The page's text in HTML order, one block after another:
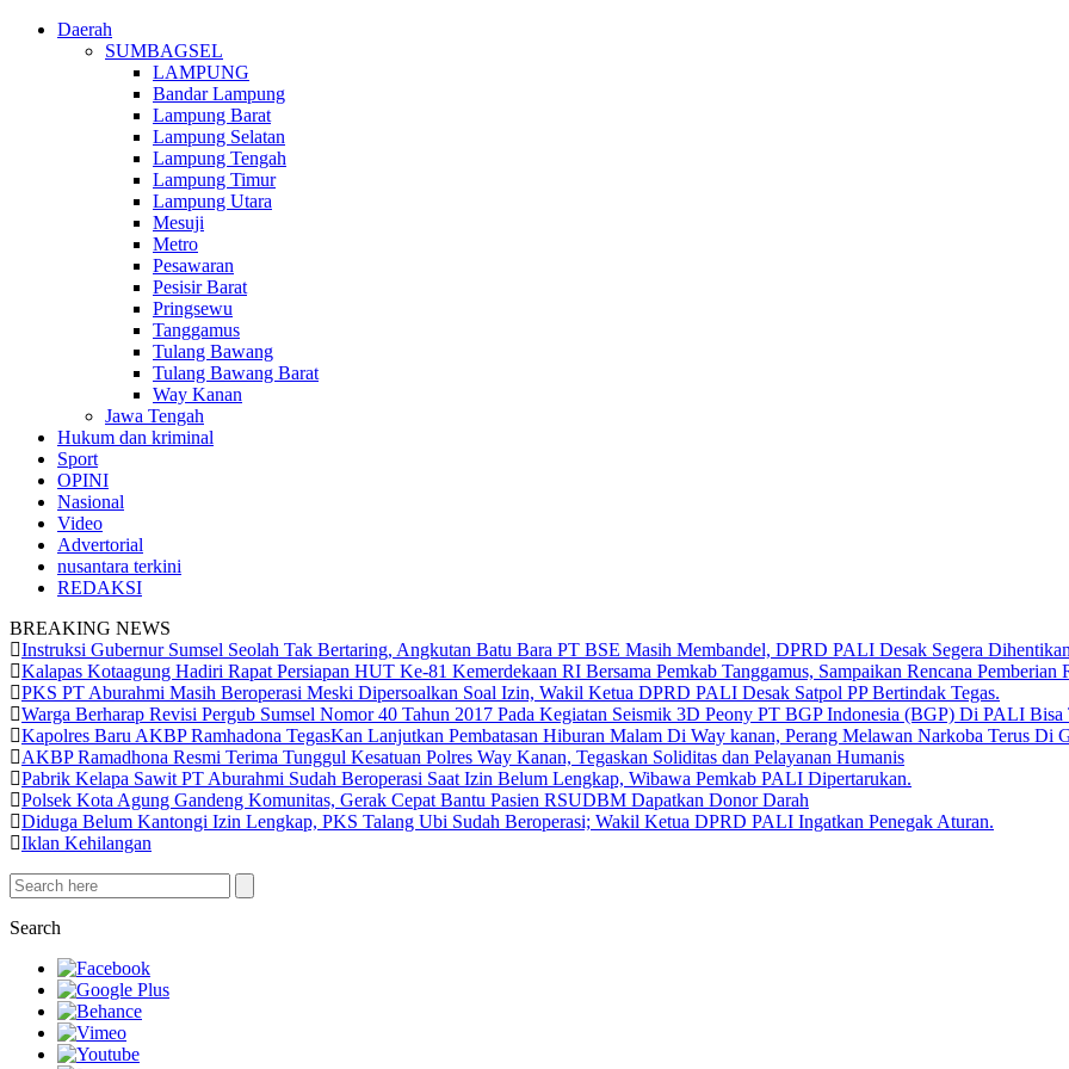
Daerah
SUMBAGSEL
LAMPUNG
Bandar Lampung
Lampung Barat
Lampung Selatan
Lampung Tengah
Lampung Timur
Lampung Utara
Mesuji
Metro
Pesawaran
Pesisir Barat
Pringsewu
Tanggamus
Tulang Bawang
Tulang Bawang Barat
Way Kanan
Jawa Tengah
Hukum dan kriminal
Sport
OPINI
Nasional
Video
Advertorial
nusantara terkini
REDAKSI
BREAKING NEWS
Instruksi Gubernur Sumsel Seolah Tak Bertaring, Angkutan Batu Bara PT BSE Masih Membandel, DPRD PALI Desak Segera
Kalapas Kotaagung Hadiri Rapat Persiapan HUT Ke-81 Kemerdekaan RI Bersama Pemkab Tanggamus, Sampaikan Rencana Pemberian
PKS PT Aburahmi Masih Beroperasi Meski Dipersoalkan Soal Izin, Wakil Ketua DPRD PALI Desak Satpol PP Bertindak Tegas.
Warga Berharap Revisi Pergub Sumsel Nomor 40 Tahun 2017 Pada Kegiatan Seismik 3D Peony PT BGP Indonesia (BGP) Di PALI Bisa
Kapolres Baru AKBP Ramhadona TegasKan Lanjutkan Pembatasan Hiburan Malam Di Way kanan, Perang Melawan Narkoba Terus Di
AKBP Ramadhona Resmi Terima Tunggul Kesatuan Polres Way Kanan, Tegaskan Soliditas dan Pelayanan Humanis
Pabrik Kelapa Sawit PT Aburahmi Sudah Beroperasi Saat Izin Belum Lengkap, Wibawa Pemkab PALI Dipertarukan.
Polsek Kota Agung Gandeng Komunitas, Gerak Cepat Bantu Pasien RSUDBM Dapatkan Donor Darah
Diduga Belum Kantongi Izin Lengkap, PKS Talang Ubi Sudah Beroperasi; Wakil Ketua DPRD PALI Ingatkan Penegak Aturan.
Iklan Kehilangan
Search